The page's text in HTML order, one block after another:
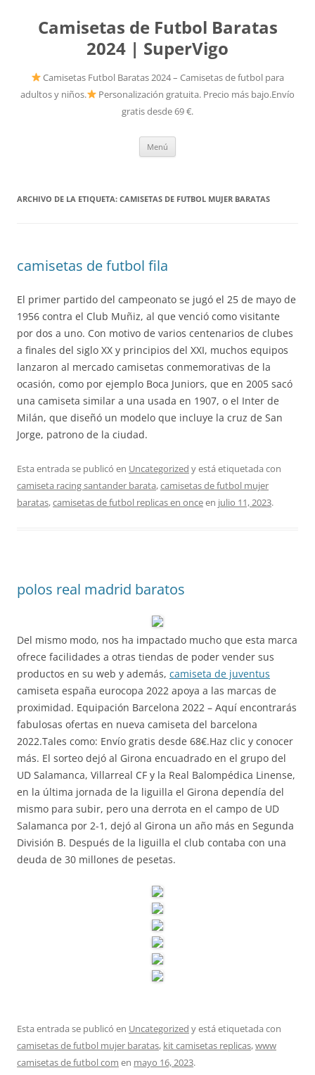
Camisetas de Futbol Baratas
2024 | SuperVigo
Camisetas Futbol Baratas 2024 – Camisetas de futbol para
adultos y niños.
Personalización gratuita. Precio más bajo.Envío
gratis desde 69 €.
Menú
ARCHIVO DE LA ETIQUETA: CAMISETAS DE FUTBOL MUJER BARATAS
camisetas de futbol fila
El primer partido del campeonato se jugó el 25 de mayo de
1956 contra el Club Muñiz, al que venció como visitante
por dos a uno. Con motivo de varios centenarios de clubes
a finales del siglo XX y principios del XXI, muchos equipos
lanzaron al mercado camisetas conmemorativas de la
ocasión, como por ejemplo Boca Juniors, que en 2005 sacó
una camiseta similar a una usada en 1907, o el Inter de
Milán, que diseñó un modelo que incluye la cruz de San
Jorge, patrono de la ciudad.
Esta entrada se publicó en Uncategorized y está etiquetada con
camiseta racing santander barata,camisetas de futbol mujer
baratas,camisetas de futbol replicas en onceen julio 11, 2023.
polos real madrid baratos
Del mismo modo, nos ha impactado mucho que esta marca
ofrece facilidades a otras tiendas de poder vender sus
productos en su web y además, camiseta de juventus
camiseta españa eurocopa 2022 apoya a las marcas de
proximidad. Equipación Barcelona 2022 – Aquí encontrarás
fabulosas ofertas en nueva camiseta del barcelona
2022.Tales como: Envío gratis desde 68€.Haz clic y conocer
más. El sorteo dejó al Girona encuadrado en el grupo del
UD Salamanca, Villarreal CF y la Real Balompédica Linense,
en la última jornada de la liguilla el Girona dependía del
mismo para subir, pero una derrota en el campo de UD
Salamanca por 2-1, dejó al Girona un año más en Segunda
División B. Después de la liguilla el club contaba con una
deuda de 30 millones de pesetas.
Esta entrada se publicó en Uncategorized y está etiquetada con
camisetas de futbol mujer baratas, kit camisetas replicas,www
camisetas de futbol com en mayo 16, 2023.